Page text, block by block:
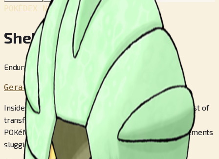
POKÉDEX No. #372
Shelgon
Endurance Pokémon
Geração 3
Inside SHELGON’s armor-like shell, cells are in the midst of
transformation to create an entirely new body. This
POKéMON’s shell is extremely heavy, making its movements
sluggish.